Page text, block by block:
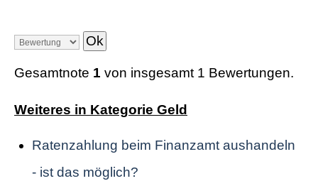
Gesamtnote 1 von insgesamt 1 Bewertungen.
Weiteres in Kategorie Geld
Ratenzahlung beim Finanzamt aushandeln
- ist das möglich?